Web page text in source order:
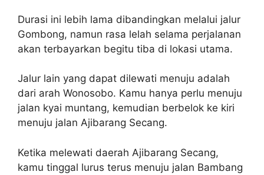
Durasi ini lebih lama dibandingkan melalui jalur
Gombong, namun rasa lelah selama perjalanan
akan terbayarkan begitu tiba di lokasi utama.
Jalur lain yang dapat dilewati menuju adalah
dari arah Wonosobo. Kamu hanya perlu menuju
jalan kyai muntang, kemudian berbelok ke kiri
menuju jalan Ajibarang Secang.
Ketika melewati daerah Ajibarang Secang,
kamu tinggal lurus terus menuju jalan Bambang